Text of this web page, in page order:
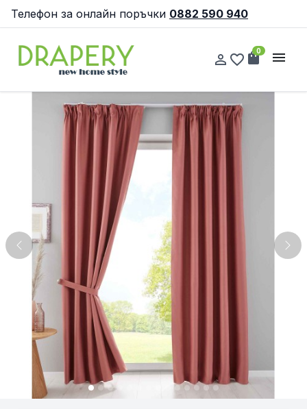
Телефон за онлайн поръчки 0882 590 940
person_outline favorite_border shopping_bag
0 menu
Previous